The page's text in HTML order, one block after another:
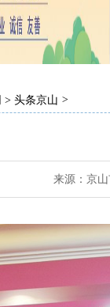
> 头条京山 >
来源：京